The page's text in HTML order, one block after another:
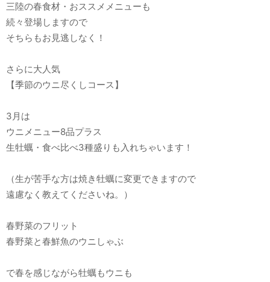
三陸の春食材・おススメメニューも
続々登場しますので
そちらもお見逃しなく！
さらに大人気
【季節のウニ尽くしコース】
3月は
ウニメニュー8品プラス
生牡蠣・食べ比べ3種盛りも入れちゃいます！
（生が苦手な方は焼き牡蠣に変更できますので
遠慮なく教えてくださいね。）
春野菜のフリット
春野菜と春鮮魚のウニしゃぶ
で春を感じながら牡蠣もウニも